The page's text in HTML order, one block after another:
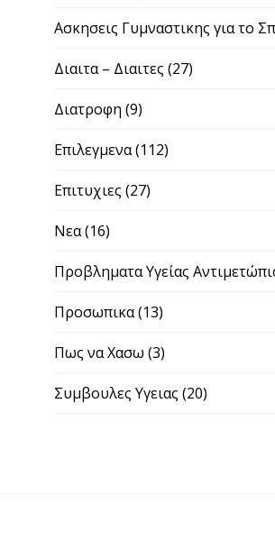
Ασκησεις Γυμναστικης για το
Διαιτα – Διαιτες (27)
Διατροφη (9)
Επιλεγμενα(112)
Επιτυχιες (27)
Νεα(16)
Προβληματα Υγείας
Προσωπικα(13)
Πως να Χασω (3)
Συμβουλες Υγειας (20)